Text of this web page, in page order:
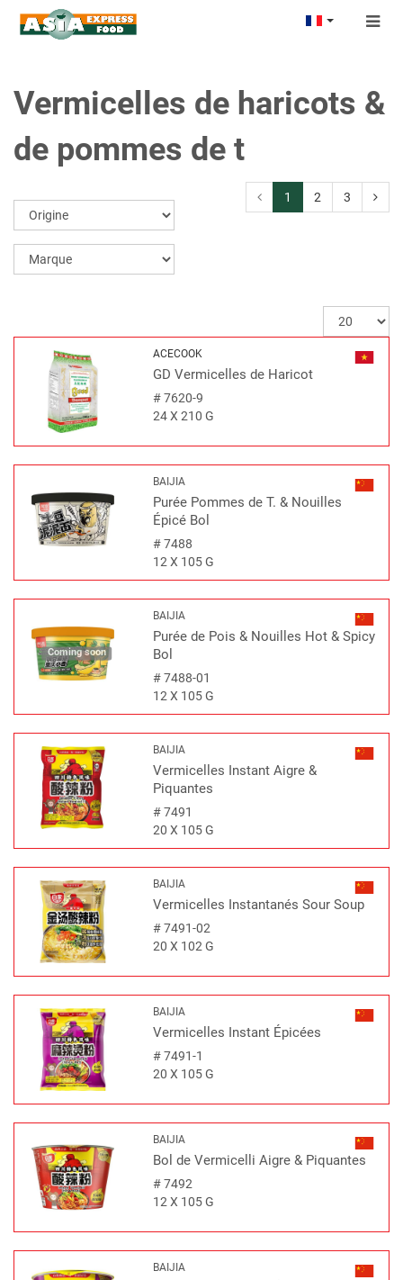
Vermicelles de haricots &
de pommes de t
1 2 3
ACECOOK
GD Vermicelles de Haricot
#7620-9
24 X 210 G
BAIJIA
Purée Pommes de T. & Nouilles
Épicé Bol
#7488
12 X 105 G
Coming soon
BAIJIA
Purée de Pois & Nouilles Hot & Spicy
Bol
#7488-01
12 X 105 G
BAIJIA
Vermicelles Instant Aigre &
Piquantes
#7491
20 X 105 G
BAIJIA
Vermicelles Instantanés Sour Soup
#7491-02
20 X 102 G
BAIJIA
Vermicelles Instant Épicées
#7491-1
20 X 105 G
BAIJIA
Bol de Vermicelli Aigre & Piquantes
#7492
12 X 105 G
BAIJIA